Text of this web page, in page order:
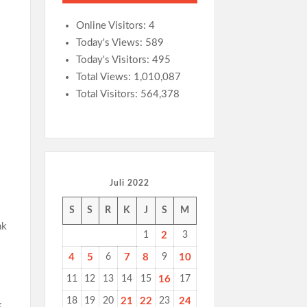
Online Visitors: 4
Today's Views: 589
Today's Visitors: 495
Total Views: 1,010,087
Total Visitors: 564,378
Juli 2022
S S R K J S M
1 2 3
4 5 6 7 8 9 10
11 12 13 14 15 16 17
18 19 20 21 22 23 24